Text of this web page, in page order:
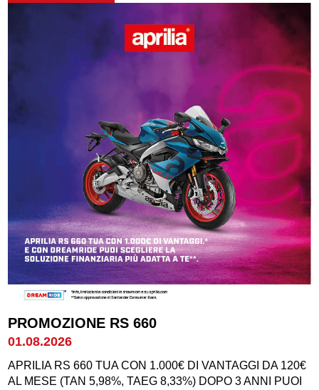
PROMOZIONE RS 660
01.08.2026
APRILIA RS 660 TUA CON 1.000€ DI VANTAGGI DA 120€
AL MESE (TAN 5,98%, TAEG 8,33%) DOPO 3 ANNI PUOI